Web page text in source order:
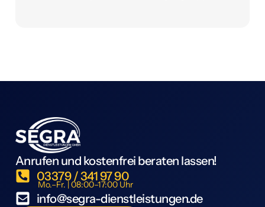
Anrufen und kostenfrei beraten lassen!
03379 / 341 97 90
Mo.–Fr. | 08:00–17:00 Uhr
info@segra-dienstleistungen.de